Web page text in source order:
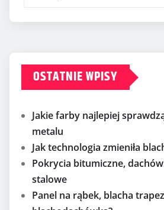
OSTATNIE WPISY
Jakie farby najlepiej
metalu
Jak technologia zmieniła
Pokrycia bitumiczne,
stalowe
Panel na rąbek, blacha